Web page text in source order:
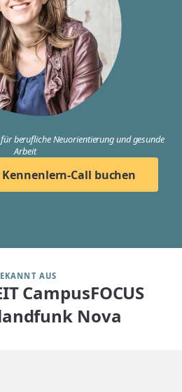
berufliche Neuorientierung und gesunde
Arbeit
Call buchen
AUS
CampusFOCUS
Nova